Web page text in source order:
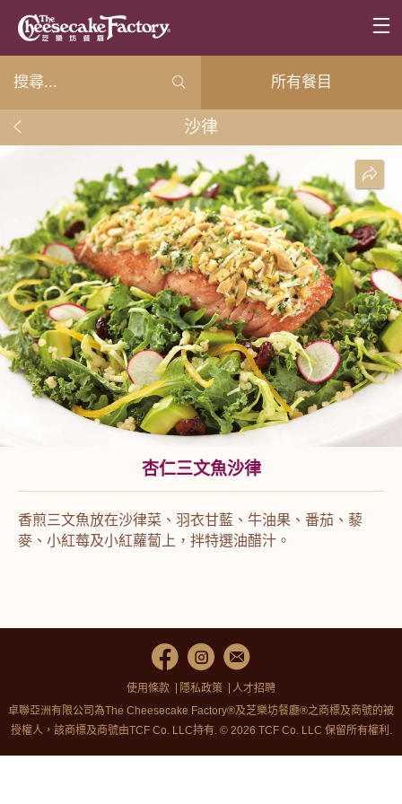
所有餐目
沙律
杏仁三文魚沙律
香煎三文魚放在沙律菜、羽衣甘藍、牛油果、番茄、藜
麥、小紅莓及小紅蘿蔔上，拌特選油醋汁。
使用條款 隱私政策
人才招聘
卓聯亞洲有限公司為The Cheesecake Factory®及芝樂坊餐廳®之商標及商號的被
授權人，該商標及商號由TCF Co. LLC持有. © 2026 TCF Co. LLC 保留所有權利.